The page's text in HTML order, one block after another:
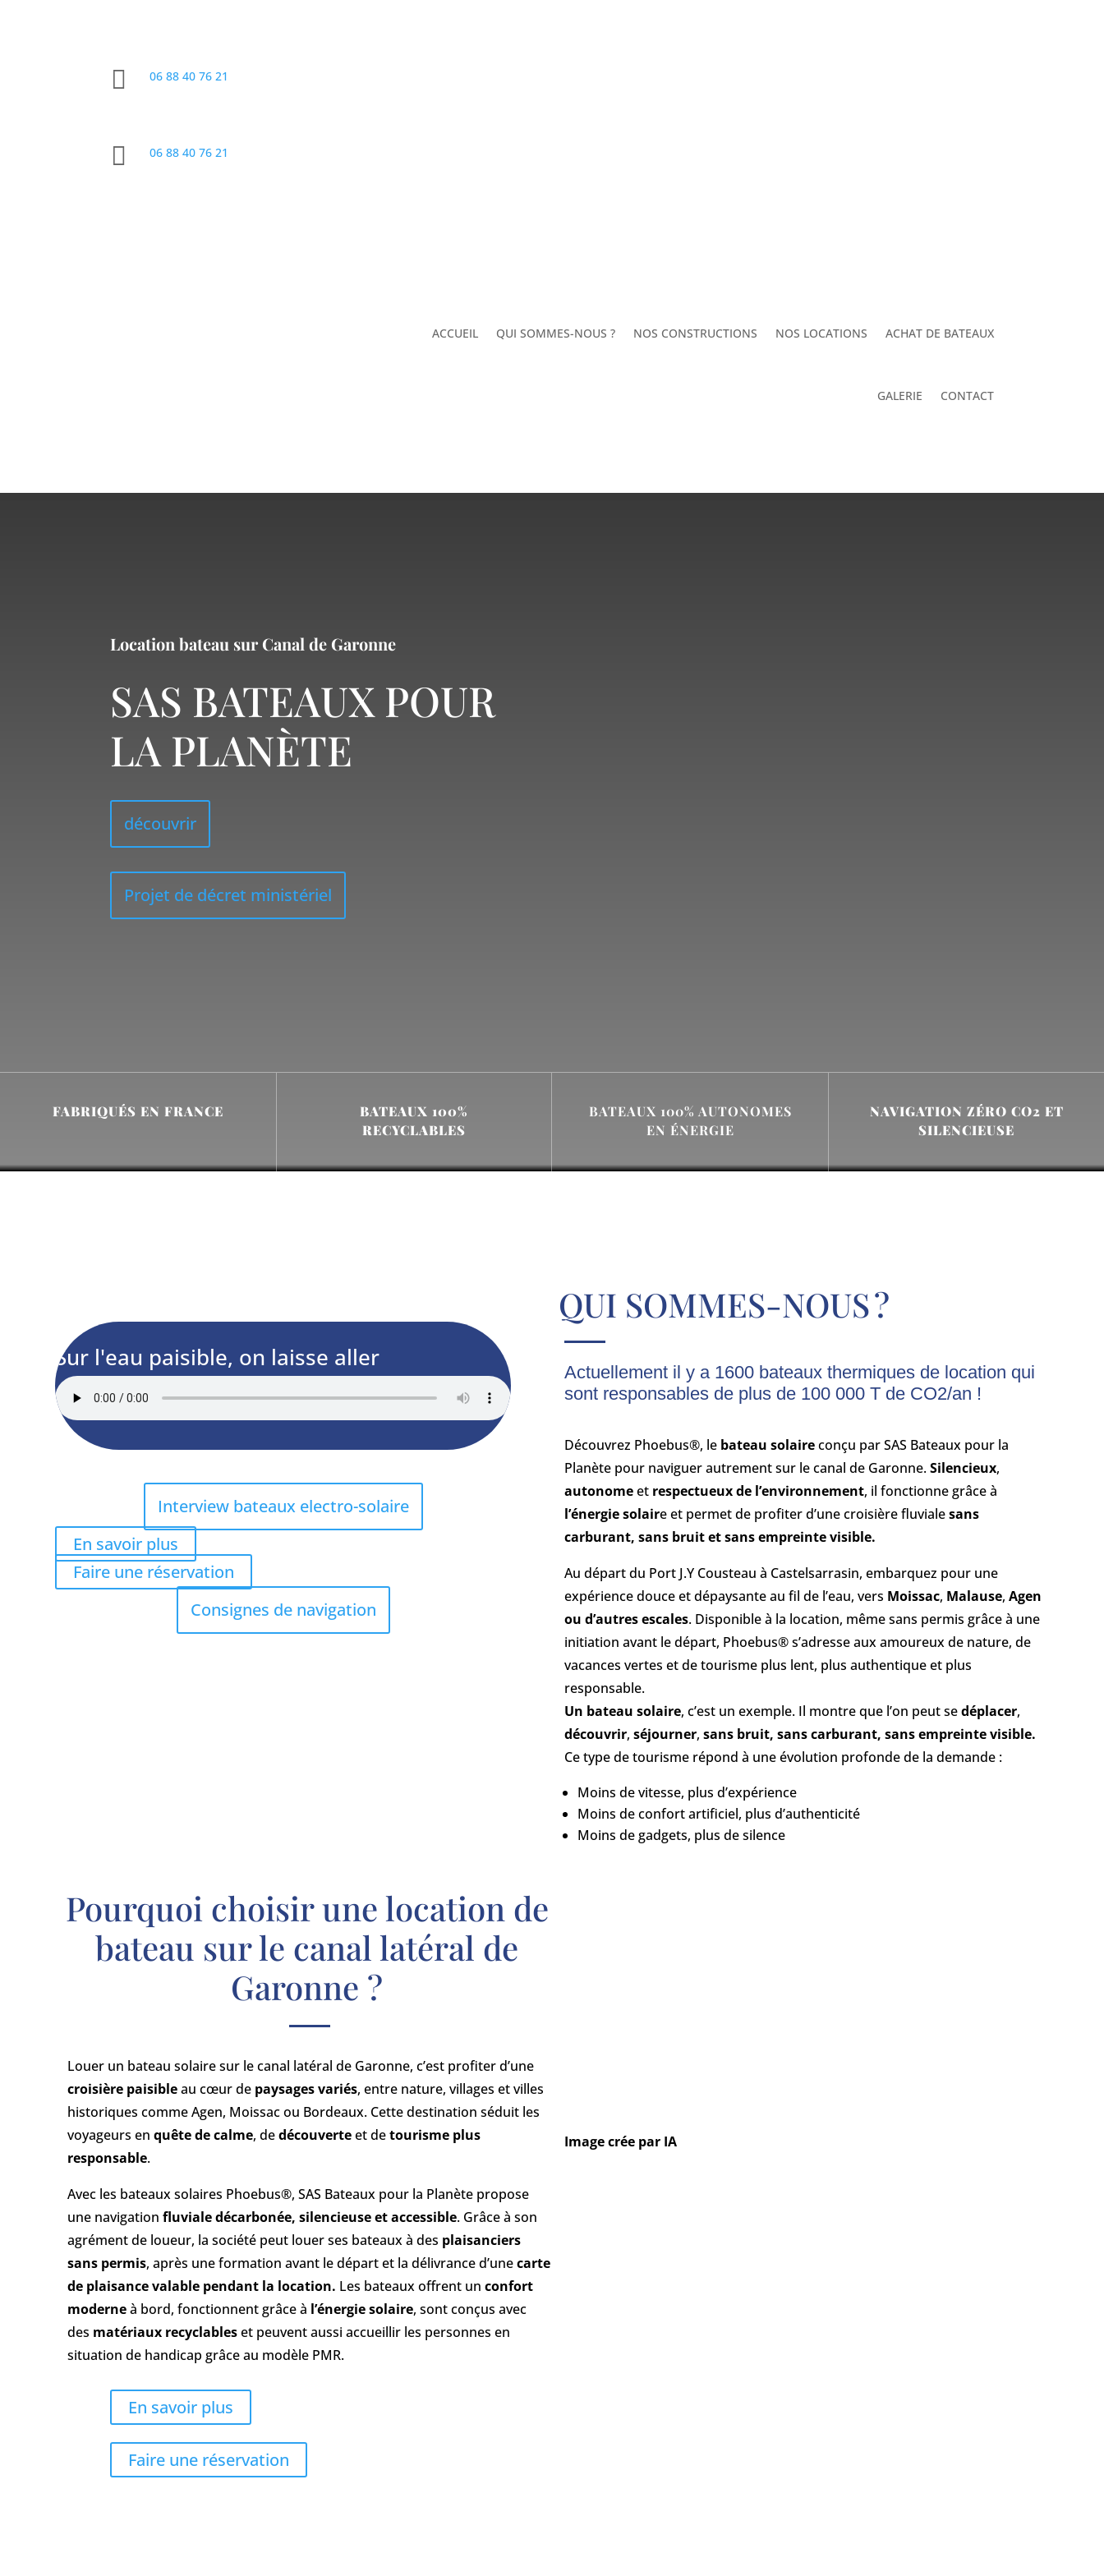
 06 88 40 76 21
 06 88 40 76 21
ACCUEIL QUI SOMMES-NOUS ? NOS CONSTRUCTIONS NOS LOCATIONS ACHAT DE BATEAUX
GALERIE CONTACT
Location bateau sur Canal de Garonne
SAS BATEAUX POUR
LA PLANÈTE
découvrir
Projet de décret ministériel
FABRIQUÉS EN FRANCE
BATEAUX 100%
RECYCLABLES
BATEAUX 100% AUTONOMES
EN ÉNERGIE
NAVIGATION ZÉRO CO2 ET
SILENCIEUSE
Sur l'eau paisible, on laisse aller
Interview bateaux electro-solaire
En savoir plus
Faire une réservation
Consignes de navigation
QUI SOMMES-NOUS ?
Actuellement il y a 1600 bateaux thermiques de location qui
sont responsables de plus de 100 000 T de CO2/an !
Découvrez Phoebus®, le bateau solaireconçu par SAS Bateaux pour la
Planète pour naviguer autrement sur le canal de Garonne.Silencieux,
autonomeet respectueux de l’environnement, il fonctionne grâce à
l’énergie solaire et permet de profiter d’une croisière fluvialesans
carburant, sans bruit et sans empreinte visible.
Au départ du Port J.Y Cousteau à Castelsarrasin, embarquez pour une
expérience douce et dépaysante au fil de l’eau, vers Moissac, Malause, Agen
ou d’autres escales. Disponible à la location, même sans permis grâce à une
initiation avant le départ, Phoebus® s’adresse aux amoureux de nature, de
vacances vertes et de tourisme plus lent, plus authentique et plus
responsable.
Un bateau solaire, c’est un exemple. Il montre que l’on peut sedéplacer,
découvrir, séjourner, sans bruit, sans carburant, sans empreinte visible.
Ce type de tourisme répond à une évolution profonde de la demande :
Moins de vitesse, plus d’expérience
Moins de confort artificiel, plus d’authenticité
Moins de gadgets, plus de silence
Pourquoi choisir une location de
bateau sur le canal latéral de
Garonne ?
Louer un bateau solaire sur le canal latéral de Garonne, c’est profiter d’une
croisière paisibleau cœur de paysages variés, entre nature, villages et villes
historiques comme Agen, Moissac ou Bordeaux. Cette destination séduit les
voyageurs enquête de calme, dedécouverteet detourisme plus
responsable.
Avec les bateaux solaires Phoebus®, SAS Bateaux pour la Planète propose
une navigationfluviale décarbonée, silencieuse et accessible. Grâce à son
agrément de loueur, la société peut louer ses bateaux à des plaisanciers
sans permis, après une formation avant le départ et la délivrance d’unecarte
de plaisance valable pendant la location. Les bateaux offrent unconfort
moderneà bord, fonctionnent grâce à l’énergie solaire, sont conçus avec
des matériaux recyclableset peuvent aussi accueillir les personnes en
situation de handicap grâce au modèle PMR.
Image crée par IA
En savoir plus
Faire une réservation